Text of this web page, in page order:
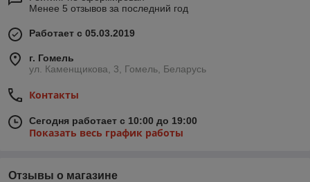
Менее 5 отзывов за последний год
Работает с 05.03.2019
г. Гомель
ул. Каменщикова, 3, Гомель, Беларусь
Контакты
Сегодня работает с 10:00 до 19:00
Показать весь график работы
Отзывы о магазине